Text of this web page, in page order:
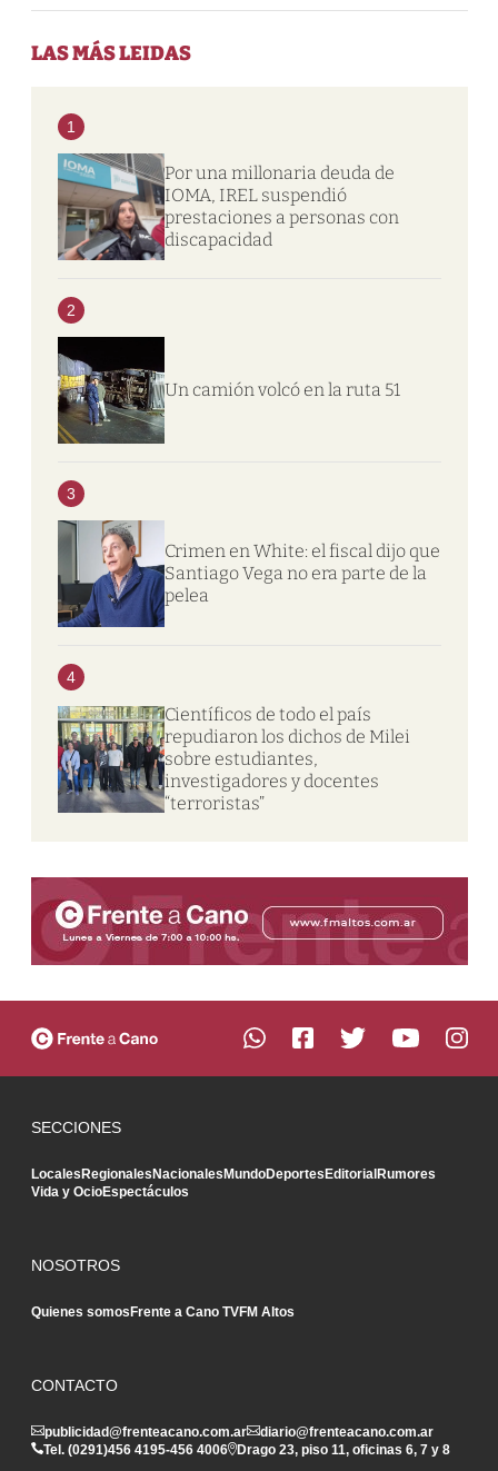
LAS MÁS LEIDAS
1
Por una millonaria deuda de
IOMA, IREL suspendió
prestaciones a personas con
discapacidad
2
Un camión volcó en la ruta 51
3
Crimen en White: el fiscal dijo que
Santiago Vega no era parte de la
pelea
4
Científicos de todo el país
repudiaron los dichos de Milei
sobre estudiantes,
investigadores y docentes
“terroristas”
SECCIONES
LocalesRegionalesNacionalesMundoDeportesEditorialRumores
Vida y OcioEspectáculos
NOSOTROS
Quienes somosFrente a Cano TVFM Altos
CONTACTO
publicidad@frenteacano.com.ar
diario@frenteacano.com.ar
Tel. (0291)456 4195-456 4006 Drago 23, piso 11, oficinas 6, 7 y 8